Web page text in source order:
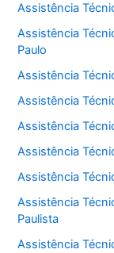
Assistência
Assistência
Paulo
Assistência
Assistência
Assistência
Assistência
Assistência
Assistência
Paulista
Assistência